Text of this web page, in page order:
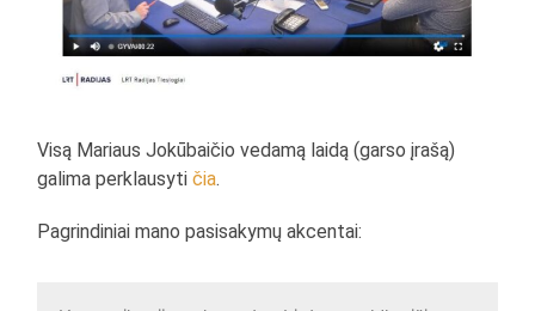
Visą Mariaus Jokūbaičio vedamą laidą (garso įrašą)
galima perklausytičia.
Pagrindiniai mano pasisakymų akcentai: